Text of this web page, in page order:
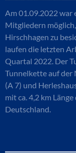
Am 01.09.2022 war
Mitgliedern
Hirschhagen zu
laufen die letzten
Quartal 2022. Der
Tunnelkette auf der
(A 7) und
mit ca. 4,2 km
Deutschland.